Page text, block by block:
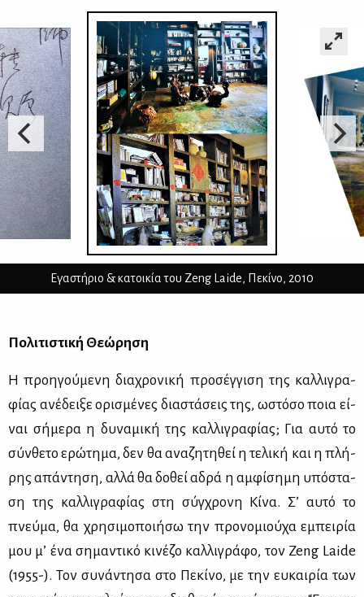
Εγαστήριο & κατοικία του Zeng Laide, Πεκίνο, 2010
Πο­λι­τι­στι­κή Θε­ώ­ρη­ση
Η προη­γού­με­νη δια­χρο­νι­κή προ­σέγ­γι­ση της καλ­λι­γρα­
φί­ας ανέ­δει­ξε ορι­σμέ­νες δια­στά­σεις της, ωστό­σο ποια εί­
ναι σή­με­ρα η δυ­να­μι­κή της καλ­λι­γρα­φί­ας; Για αυ­τό το
σύν­θε­το ερώ­τη­μα, δεν θα ανα­ζη­τη­θεί η τε­λι­κή και η πλή­
ρης απά­ντη­ση, αλ­λά θα δο­θεί αδρά η αμ­φί­ση­μη υπό­στα­
ση της καλ­λι­γρα­φί­ας στη σύγ­χρο­νη Κί­να. Σ’ αυ­τό το
πνεύ­μα, θα χρη­σι­μο­ποι­ή­σω την προ­νο­μιού­χα εμπει­ρία
μου μ’ ένα ση­μα­ντι­κό κι­νέ­ζο καλ­λι­γρά­φο, τον Zeng Laide
(1955-). Τον συ­νά­ντη­σα στο Πε­κί­νο, με την ευ­και­ρία των